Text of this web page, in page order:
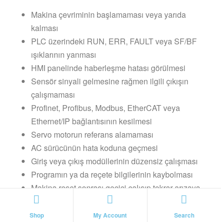
Makina çevriminin başlamaması veya yarıda
kalması
PLC üzerindeki RUN, ERR, FAULT veya SF/BF
ışıklarının yanması
HMI panelinde haberleşme hatası görülmesi
Sensör sinyali gelmesine rağmen ilgili çıkışın
çalışmaması
Profinet, Profibus, Modbus, EtherCAT veya
Ethernet/IP bağlantısının kesilmesi
Servo motorun referans alamaması
AC sürücünün hata koduna geçmesi
Giriş veya çıkış modüllerinin düzensiz çalışması
Programın ya da reçete bilgilerinin kaybolması
Makina reset sonrası geçici çalışıp tekrar arızaya
geçmesi
Pano içinde aşırı ısınma, koku veya enerji
Shop My Account Search